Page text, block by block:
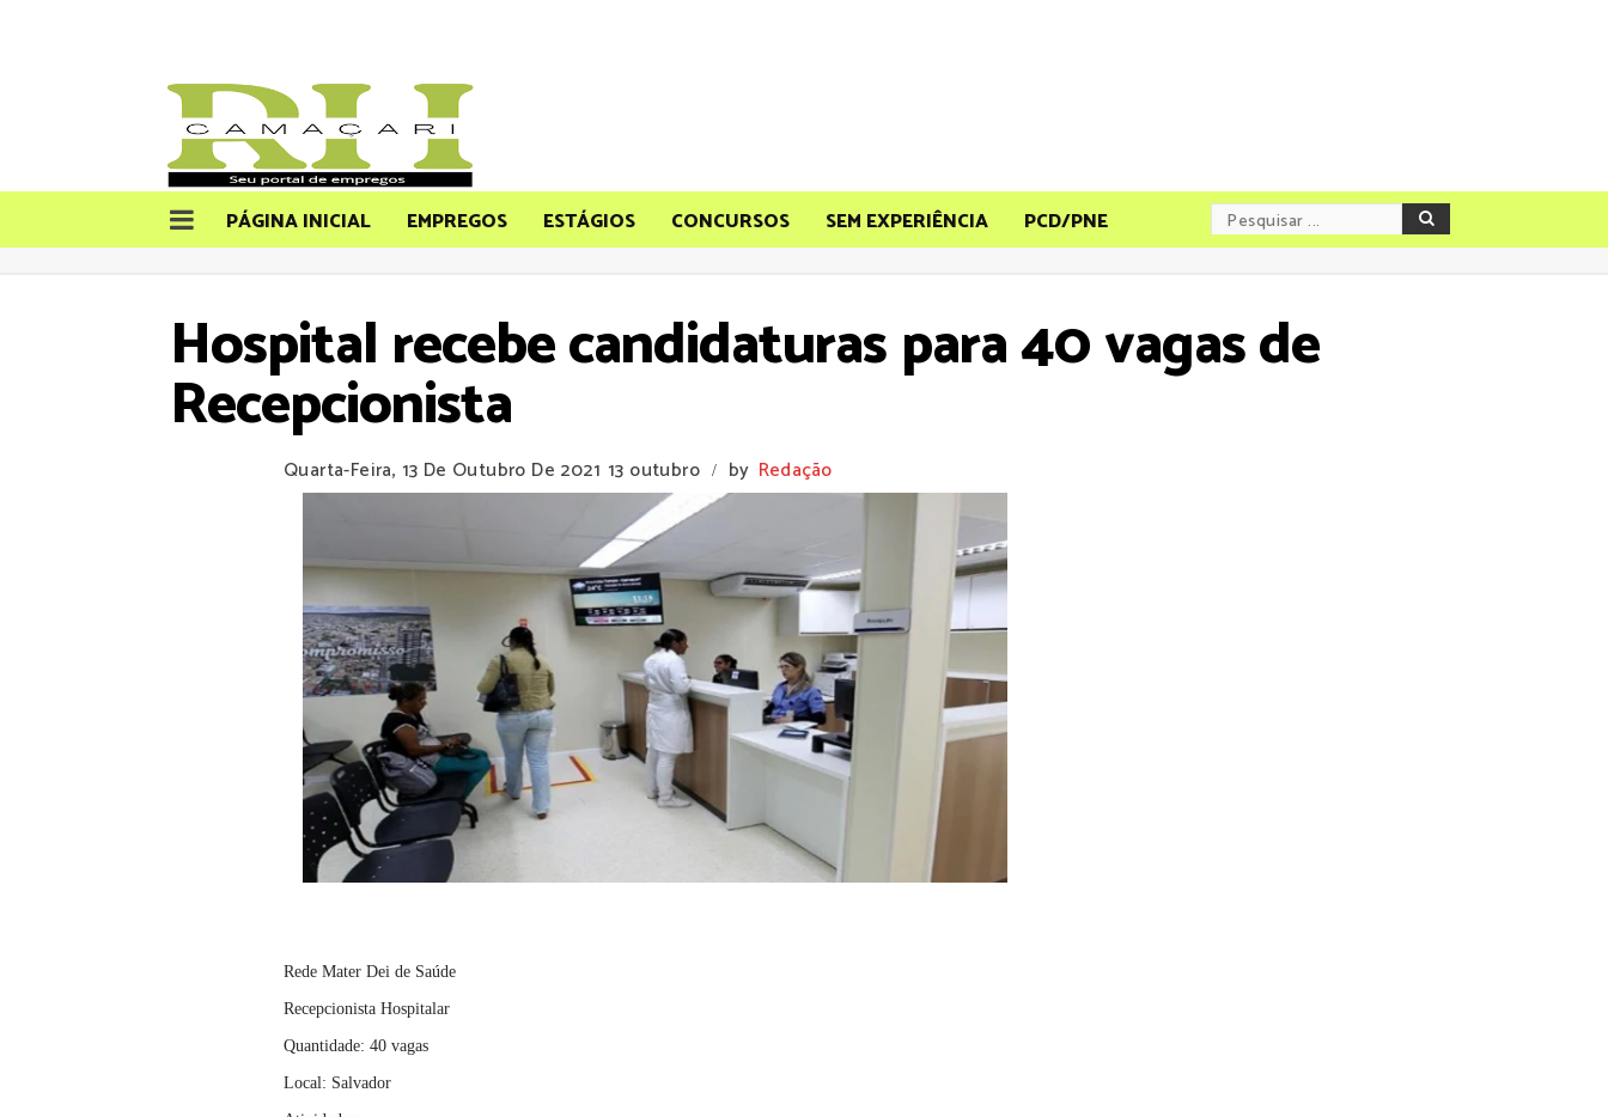
PÁGINA INICIAL EMPREGOS ESTÁGIOS CONCURSOS SEM EXPERIÊNCIA PCD/PNE
Hospital recebe candidaturas para 40 vagas de
Recepcionista
Quarta-Feira, 13 De Outubro De 2021 13 outubro / by Redação
Rede Mater Dei de Saúde
Recepcionista Hospitalar
Quantidade: 40 vagas
Local: Salvador